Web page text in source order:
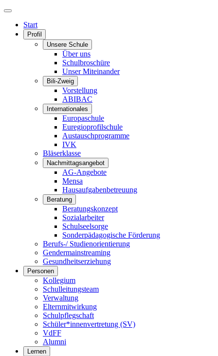
Start
Profil
Unsere Schule
Über uns
Schulbroschüre
Unser Miteinander
Bili-Zweig
Vorstellung
ABIBAC
Internationales
Europaschule
Euregioprofilschule
Austauschprogramme
IVK
Bläserklasse
Nachmittagsangebot
AG-Angebote
Mensa
Hausaufgabenbetreuung
Beratung
Beratungskonzept
Sozialarbeiter
Schulseelsorge
Sonderpädagogische Förderung
Berufs-/ Studienorientierung
Gendermainstreaming
Gesundheitserziehung
Personen
Kollegium
Schulleitungsteam
Verwaltung
Elternmitwirkung
Schulpflegschaft
Schüler*innenvertretung (SV)
VdFF
Alumni
Lernen